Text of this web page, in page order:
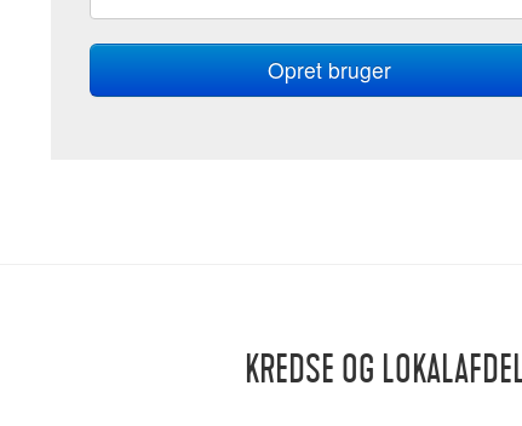
KREDSE OG